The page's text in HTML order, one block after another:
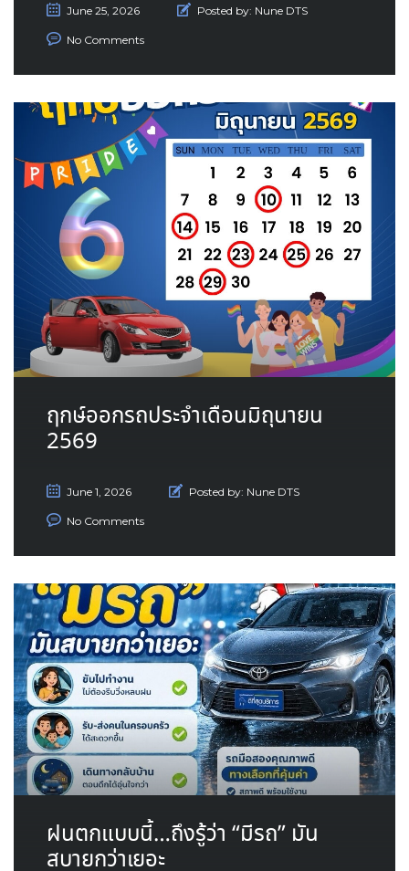
June 25, 2026 Posted by: Nune DTS
No Comments
ฤกษ์ออกรถประจำเดือนมิถุนายน
2569
June 1, 2026 Posted by: Nune DTS
No Comments
ฝนตกแบบนี้…ถึงรู้ว่า “มีรถ” มัน
สบายกว่าเยอะ